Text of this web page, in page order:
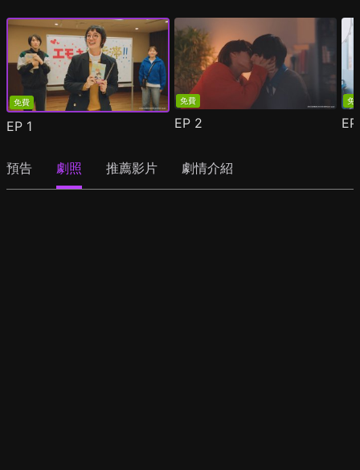
免費
EP 1
免費
EP 2
免
預告 劇照 推薦影片 劇情介紹